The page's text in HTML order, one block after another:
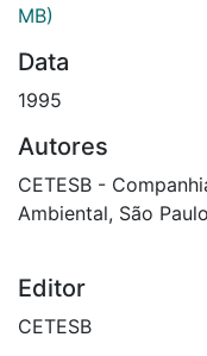
MB)
Data
1995
Autores
CETESB -
Ambiental, São Paulo
Editor
CETESB